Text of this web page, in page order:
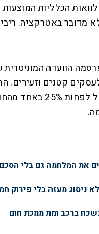
הכלליות
הוועדה
קטנים וזעירים.
שפדיונם נפגע
את המלחמה גם בלי
ניסוג מעזה בלי פירוק
ברכב ומת ממכת חום